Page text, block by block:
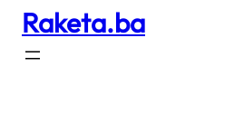
Skip
content
Raketa.ba